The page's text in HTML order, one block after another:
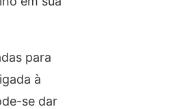
para
à
se dar